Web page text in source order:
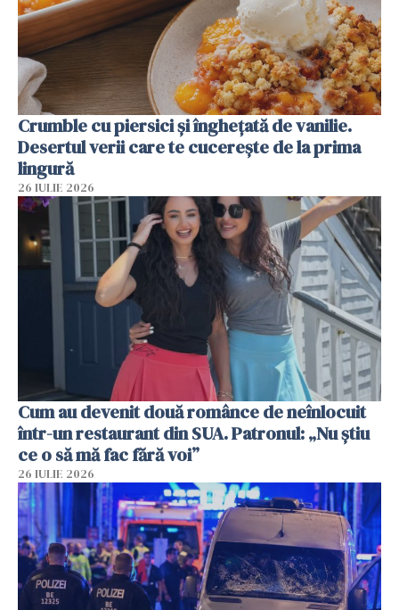
Crumble cu piersici și înghețată de vanilie.
Desertul verii care te cucerește de la prima
lingură
26 IULIE 2026
Cum au devenit două românce de neînlocuit
într-un restaurant din SUA. Patronul: „Nu știu
ce o să mă fac fără voi”
26 IULIE 2026